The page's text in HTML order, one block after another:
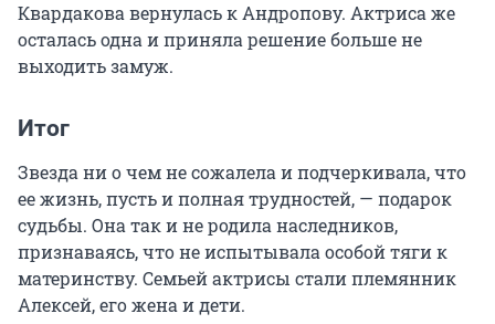
Квардакова вернулась к Андропову. Актриса же
осталась одна и приняла решение больше не
выходить замуж.
Итог
Звезда ни о чем не сожалела и подчеркивала, что
ее жизнь, пусть и полная трудностей, — подарок
судьбы. Она так и не родила наследников,
признаваясь, что не испытывала особой тяги к
материнству. Семьей актрисы стали племянник
Алексей, его жена и дети.